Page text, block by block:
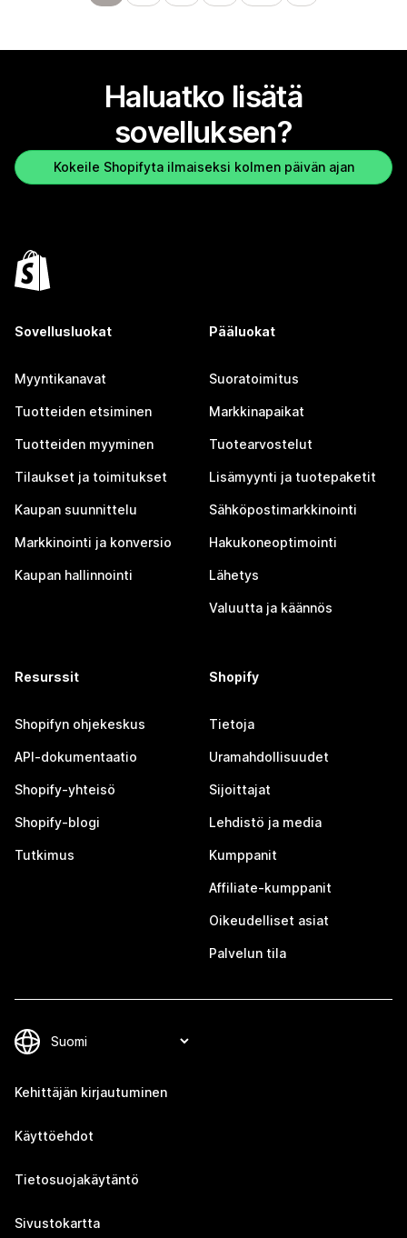
Haluatko lisätä
sovelluksen?
Kokeile Shopifyta ilmaiseksi kolmen päivän ajan
Sovellusluokat
Myyntikanavat
Tuotteiden etsiminen
Tuotteiden myyminen
Tilaukset ja toimitukset
Kaupan suunnittelu
Markkinointi ja konversio
Kaupan hallinnointi
Pääluokat
Suoratoimitus
Markkinapaikat
Tuotearvostelut
Lisämyynti ja tuotepaketit
Sähköpostimarkkinointi
Hakukoneoptimointi
Lähetys
Valuutta ja käännös
Resurssit
Shopifyn ohjekeskus
API-dokumentaatio
Shopify-yhteisö
Shopify-blogi
Tutkimus
Shopify
Tietoja
Uramahdollisuudet
Sijoittajat
Lehdistö ja media
Kumppanit
Affiliate-kumppanit
Oikeudelliset asiat
Palvelun tila
Kehittäjän kirjautuminen
Käyttöehdot
Tietosuojakäytäntö
Sivustokartta